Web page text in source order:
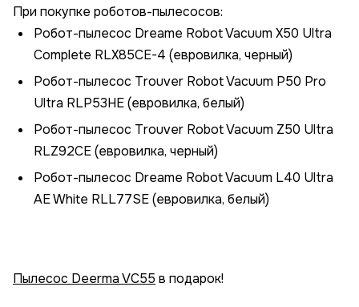
При покупке роботов-пылесосов:
Робот-пылесос Dreame Robot Vacuum X50 Ultra
Complete RLX85CE-4 (евровилка, черный)
Робот-пылесос Trouver Robot Vacuum P50 Pro
Ultra RLP53HE (евровилка, белый)
Робот-пылесос Trouver Robot Vacuum Z50 Ultra
RLZ92CE (евровилка, черный)
Робот-пылесос Dreame Robot Vacuum L40 Ultra
AE White RLL77SE (евровилка, белый)
Пылесос Deerma VC55 в подарок!